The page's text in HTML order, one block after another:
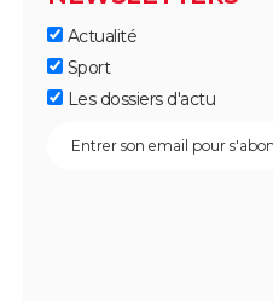
Actualité
Sport
Les dossiers d'actu